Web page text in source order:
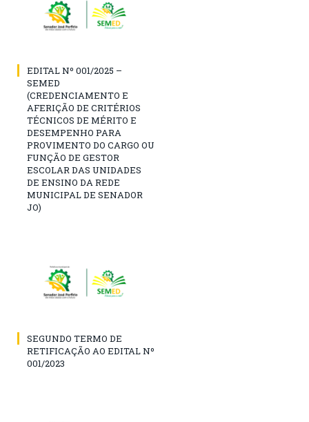
EDITAL Nº 001/2025 –
SEMED
(CREDENCIAMENTO E
AFERIÇÃO DE CRITÉRIOS
TÉCNICOS DE MÉRITO E
DESEMPENHO PARA
PROVIMENTO DO CARGO OU
FUNÇÃO DE GESTOR
ESCOLAR DAS UNIDADES
DE ENSINO DA REDE
MUNICIPAL DE SENADOR
JO)
SEGUNDO TERMO DE
RETIFICAÇÃO AO EDITAL Nº
001/2023